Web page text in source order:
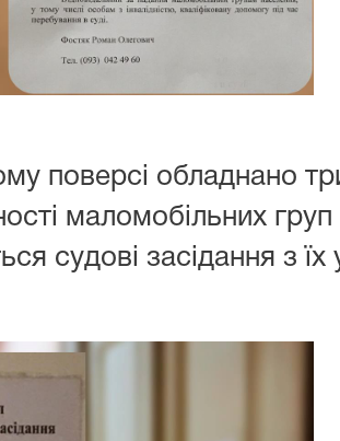
поверсі обладнано
маломобільних
судові засідання з їх